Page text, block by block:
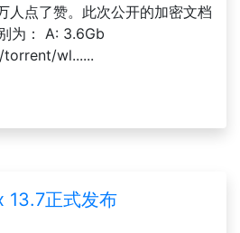
人点了赞。此次公开的加密文档
为： A: 3.6Gb
wl......
13.7正式发布